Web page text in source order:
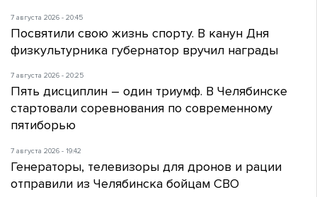
7 августа 2026 - 20:45
Посвятили свою жизнь спорту. В канун Дня
физкультурника губернатор вручил награды
7 августа 2026 - 20:25
Пять дисциплин – один триумф. В Челябинске
стартовали соревнования по современному
пятиборью
7 августа 2026 - 19:42
Генераторы, телевизоры для дронов и рации
отправили из Челябинска бойцам СВО